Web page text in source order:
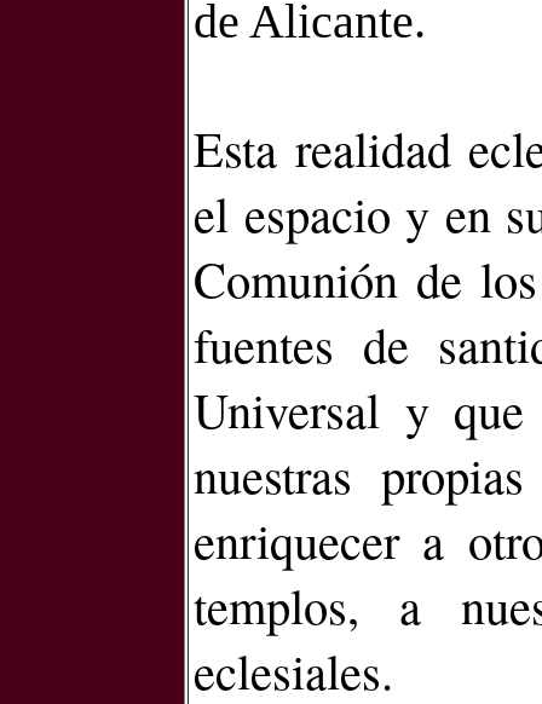
de Alicante.
Esta realidad
el espacio y en
Comunión de
fuentes de
Universal y
nuestras
enriquecer a
templos, a
eclesiales.